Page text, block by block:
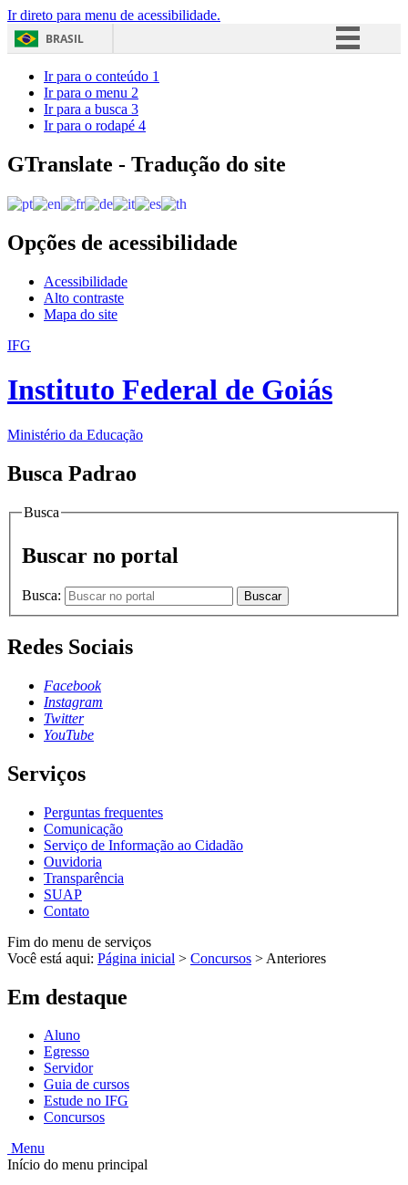
Ir direto para menu de acessibilidade.
BRASIL
Acesso à informação
Ir para o conteúdo 1
Ir para o menu 2
Ir para a busca 3
Ir para o rodapé 4
GTranslate - Tradução do site
Opções de acessibilidade
Acessibilidade
Alto contraste
Mapa do site
IFG
Instituto Federal de Goiás
Ministério da Educação
Busca Padrao
Busca
Buscar no portal
Busca: Buscar
Redes Sociais
Facebook
Instagram
Twitter
YouTube
Serviços
Perguntas frequentes
Comunicação
Serviço de Informação ao Cidadão
Ouvidoria
Transparência
SUAP
Contato
Fim do menu de serviços
Você está aqui: Página inicial > Concursos > Anteriores
Em destaque
Aluno
Egresso
Servidor
Guia de cursos
Estude no IFG
Concursos
Menu
Início do menu principal